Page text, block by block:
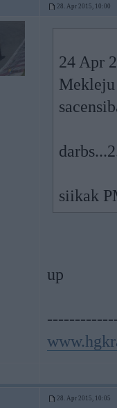
28. Apr 2015, 10:00
24 Apr
siikak
up
28. Apr 2015, 10:05